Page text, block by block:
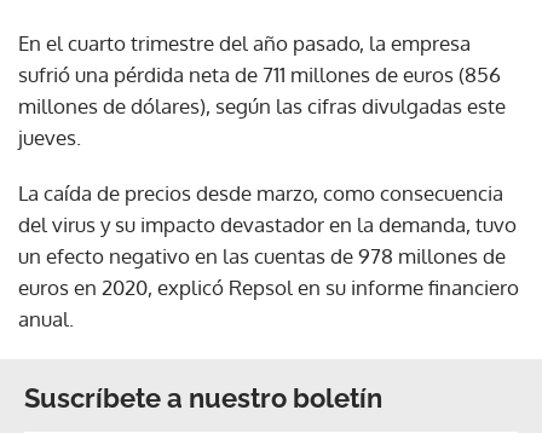
En el cuarto trimestre del año pasado, la empresa
sufrió una pérdida neta de 711 millones de euros (856
millones de dólares), según las cifras divulgadas este
jueves.
La caída de precios desde marzo, como consecuencia
del virus y su impacto devastador en la demanda, tuvo
un efecto negativo en las cuentas de 978 millones de
euros en 2020, explicó Repsol en su informe financiero
anual.
Suscríbete a nuestro boletín